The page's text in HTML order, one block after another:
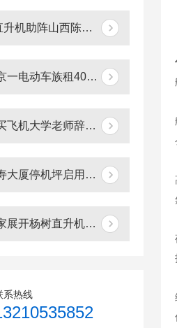
400万直升机助阵山西陈醋文化节
江苏南京一电动车族租400万直升机助阵
双十一买飞机大学老师辞职创业掏300万网上订购直升机
中国人寿大厦停机坪启用出动2600万直升机
飞机之家展开杨树直升机喷洒防治杨小舟蛾
系热线